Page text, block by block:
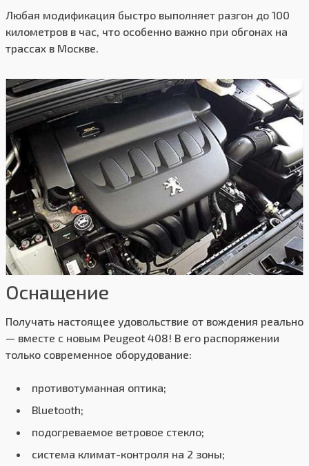
Любая модификация быстро выполняет разгон до 100
километров в час, что особенно важно при обгонах на
трассах в Москве.
Оснащение
Получать настоящее удовольствие от вождения реально
— вместе с новым Peugeot 408! В его распоряжении
только современное оборудование:
противотуманная оптика;
Bluetooth;
подогреваемое ветровое стекло;
система климат-контроля на 2 зоны;